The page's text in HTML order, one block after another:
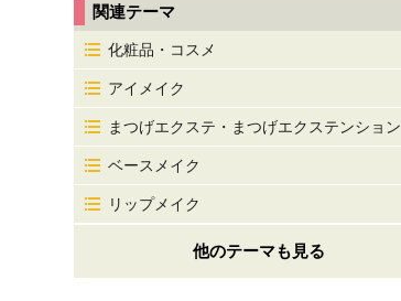
関連テーマ
化粧品・コスメ
アイメイク
まつげエクステ・まつげエクステンション
ベースメイク
リップメイク
他のテーマも見る